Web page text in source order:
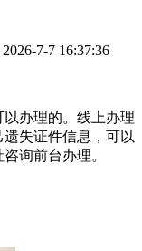
7-7 16:37:36
办理的。线上办理
失证件信息，可以
询前台办理。